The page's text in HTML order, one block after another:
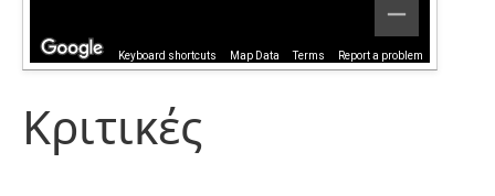
Keyboard shortcuts Map Data Terms Report a problem
Κριτικές